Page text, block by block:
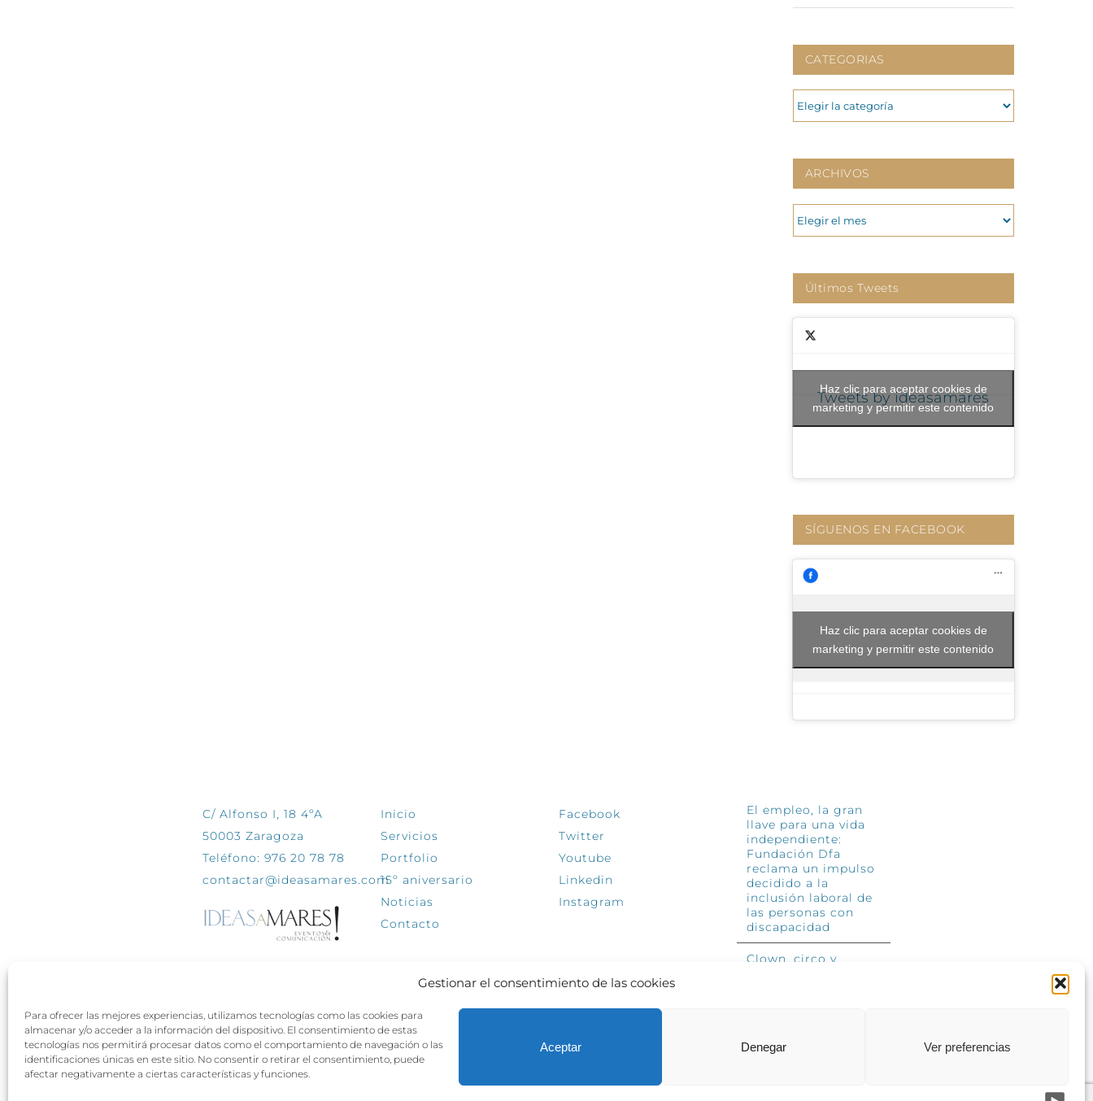
Gestionar el consentimiento de las cookies
Para ofrecer las mejores experiencias, utilizamos tecnologías como las cookies para
almacenar y/o acceder a la información del dispositivo. El consentimiento de estas
tecnologías nos permitirá procesar datos como el comportamiento de navegación o las
identificaciones únicas en este sitio. No consentir o retirar el consentimiento, puede
afectar negativamente a ciertas características y funciones.
Aceptar Denegar Ver preferencias
CATEGORIAS
CATEGORIAS
ARCHIVOS
ARCHIVOS
Últimos Tweets
Tweets by ideasamares
Haz clic para aceptar cookies de
marketing y permitir este contenido
SÍGUENOS EN FACEBOOK
Haz clic para aceptar cookies de
marketing y permitir este contenido
C/ Alfonso I, 18 4ºA
50003 Zaragoza
Teléfono: 976 20 78 78
contactar@ideasamares.com
Inicio
Servicios
Portfolio
15º aniversario
Noticias
Contacto
Facebook
Twitter
Youtube
Linkedin
Instagram
El empleo, la gran
llave para una vida
independiente:
Fundación Dfa
reclama un impulso
decidido a la
inclusión laboral de
las personas con
discapacidad
Clown, circo y
segundo “Festival